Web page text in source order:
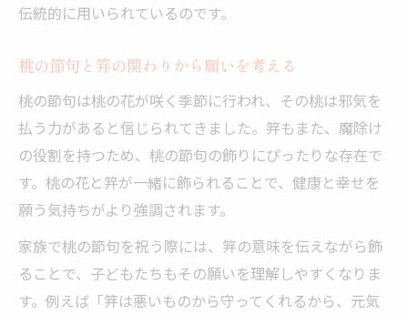
伝統的に用いられているのです。
桃の節句と笄の関わりから願いを考える
桃の節句は桃の花が咲く季節に行われ、その桃は邪気を
払う力があると信じられてきました。笄もまた、魔除け
の役割を持つため、桃の節句の飾りにぴったりな存在で
す。桃の花と笄が一緒に飾られることで、健康と幸せを
願う気持ちがより強調されます。
家族で桃の節句を祝う際には、笄の意味を伝えながら飾
ることで、子どもたちもその願いを理解しやすくなりま
す。例えば「笄は悪いものから守ってくれるから、元気